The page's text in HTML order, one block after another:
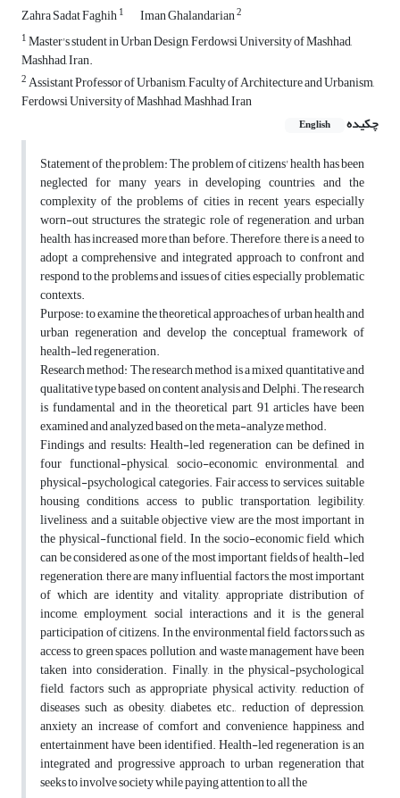
Zahra Sadat Faghih1 Iman Ghalandarian2
1Master's student in Urban Design, Ferdowsi University of Mashhad,
Mashhad, Iran.
2Assistant Professor of Urbanism, Faculty of Architecture and Urbanism,
Ferdowsi University of Mashhad, Mashhad, Iran
چکیده
English
Statement of the problem: The problem of citizens' health has been
neglected for many years in developing countries, and the
complexity of the problems of cities in recent years, especially
worn-out structures, the strategic role of regeneration, and urban
health, has increased more than before. Therefore, there is a need to
adopt a comprehensive and integrated approach to confront and
respond to the problems and issues of cities, especially problematic
contexts.
Purpose: to examine the theoretical approaches of urban health and
urban regeneration and develop the conceptual framework of
health-led regeneration.
Research method: The research method is a mixed quantitative and
qualitative type based on content analysis and Delphi. The research
is fundamental and in the theoretical part, 91 articles have been
examined and analyzed based on the meta-analyze method.
Findings and results: Health-led regeneration can be defined in
four functional-physical, socio-economic, environmental, and
physical-psychological categories. Fair access to services, suitable
housing conditions, access to public transportation, legibility,
liveliness, and a suitable objective view are the most important in
the physical-functional field. In the socio-economic field, which
can be considered as one of the most important fields of health-led
regeneration, there are many influential factors, the most important
of which are identity and vitality, appropriate distribution of
income, employment, social interactions and it is the general
participation of citizens. In the environmental field, factors such as
access to green spaces, pollution, and waste management have been
taken into consideration. Finally, in the physical-psychological
field, factors such as appropriate physical activity, reduction of
diseases such as obesity, diabetes, etc., reduction of depression,
anxiety an increase of comfort and convenience, happiness, and
entertainment have been identified. Health-led regeneration is an
integrated and progressive approach to urban regeneration that
seeks to involve society while paying attention to all the